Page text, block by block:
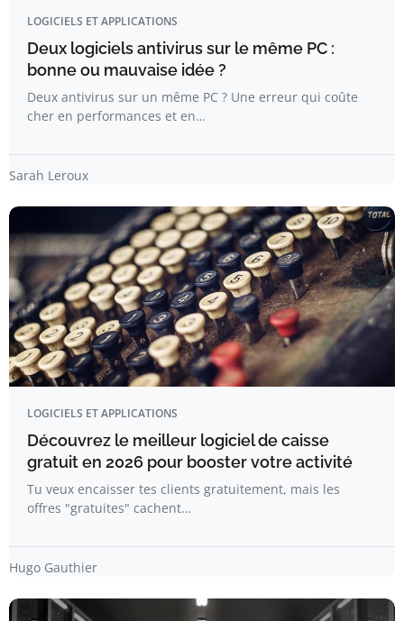
LOGICIELS ET APPLICATIONS
Deux logiciels antivirus sur le même PC :
bonne ou mauvaise idée ?
Deux antivirus sur un même PC ? Une erreur qui coûte
cher en performances et en…
Sarah Leroux
LOGICIELS ET APPLICATIONS
Découvrez le meilleur logiciel de caisse
gratuit en 2026 pour booster votre activité
Tu veux encaisser tes clients gratuitement, mais les
offres "gratuites" cachent…
Hugo Gauthier